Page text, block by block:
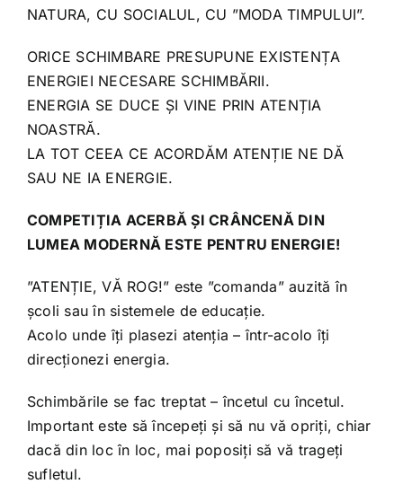
NATURA, CU SOCIALUL, CU ”MODA TIMPULUI”.
ORICE SCHIMBARE PRESUPUNE EXISTENȚA
ENERGIEI NECESARE SCHIMBĂRII.
ENERGIA SE DUCE ȘI VINE PRIN ATENȚIA
NOASTRĂ.
LA TOT CEEA CE ACORDĂM ATENȚIE NE DĂ
SAU NE IA ENERGIE.
COMPETIȚIA ACERBĂ ȘI CRÂNCENĂ DIN
LUMEA MODERNĂ ESTE PENTRU ENERGIE!
”ATENȚIE, VĂ ROG!” este ”comanda” auzită în
școli sau în sistemele de educație.
Acolo unde îți plasezi atenția – într-acolo îți
direcționezi energia.
Schimbările se fac treptat – încetul cu încetul.
Important este să începeți și să nu vă opriți, chiar
dacă din loc în loc, mai poposiți să vă trageți
sufletul.